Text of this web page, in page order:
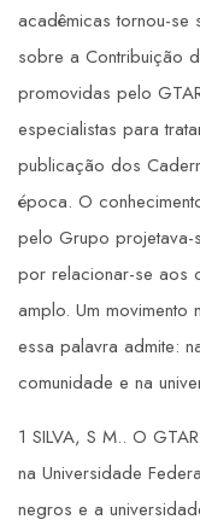
acadêmicas tornou-se
sobre a Contribuição
promovidas pelo
especialistas para
publicação dos
época. O
pelo Grupo projetava-
por relacionar-se aos
amplo. Um
essa palavra admite:
comunidade e na
1 SILVA, S M.. O
na Universidade
negros e a